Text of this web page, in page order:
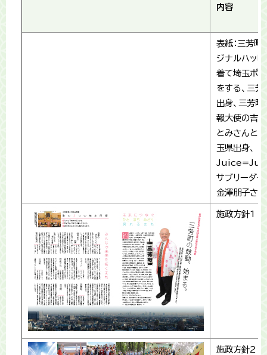
内容
表紙：三芳町
ジナルハッピ
着て埼玉ポ
をする、三芳
出身、三芳町
報大使の吉
とみさんと、
玉県出身、
サブリーダー
金澤朋子さん
施政方針1
施政方針2